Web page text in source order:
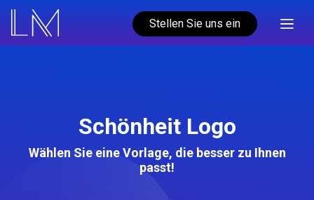
Stellen Sie uns ein
Schönheit Logo
Wählen Sie eine Vorlage, die besser zu Ihnen
passt!